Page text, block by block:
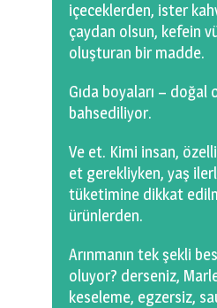
içeceklerden, ister
çaydan olsun, kefein
oluşturan bir madde.
Gıda boyaları – doğal
bahsediliyor.
Ve et. Kimi insan,
et gerekliyken, yaş
tüketimine dikkat
ürünlerden.
Arınmanın tek şekli
oluyor? derseniz,
keseleme, egzersiz,